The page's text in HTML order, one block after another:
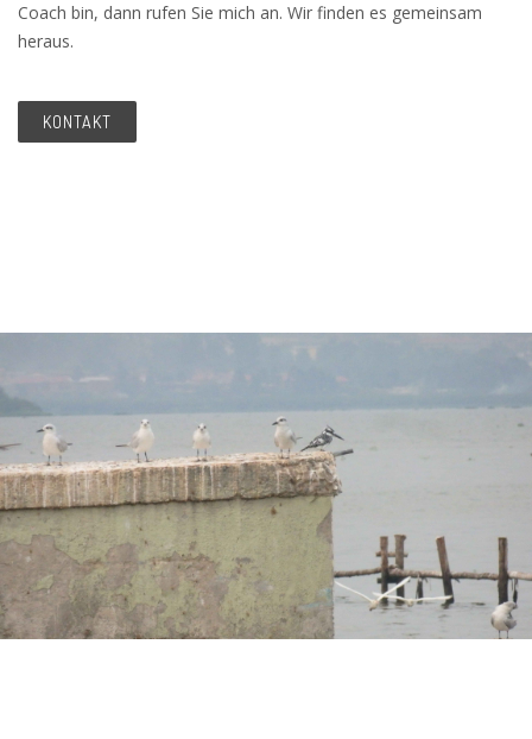
Coach bin, dann rufen Sie mich an. Wir finden es gemeinsam
heraus.
KONTAKT